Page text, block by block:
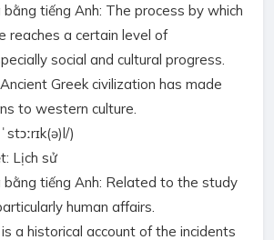
bằng tiếng Anh: The process by which
reaches a certain level of
social and cultural progress.
Greek civilization has made
to western culture.
)
Lịch sử
bằng tiếng Anh: Related to the study
human affairs.
a historical account of the incidents